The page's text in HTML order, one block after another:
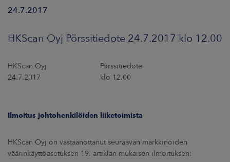
24.7.2017
HKScan Oyj Pörssitiedote 24.7.2017 klo 12.00
HKScan Oyj Pörssitiedote
24.7.2017 klo 12.00
Ilmoitus johtohenkilöiden liiketoimista
HKScan Oyj on vastaanottanut seuraavan markkinoiden
väärinkäyttöasetuksen 19. artiklan mukaisen ilmoituksen: